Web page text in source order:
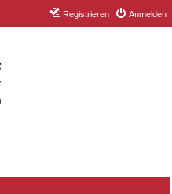
Anmelden
Registrieren